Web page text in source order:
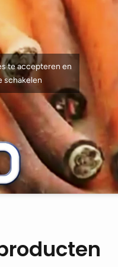
te accepteren en
schakelen